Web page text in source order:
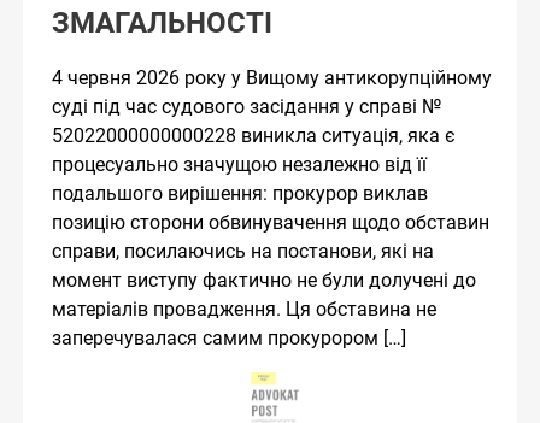
ЗМАГАЛЬНОСТІ
4 червня 2026 року у Вищому антикорупційному
суді під час судового засідання у справі №
52022000000000228 виникла ситуація, яка є
процесуально значущою незалежно від її
подальшого вирішення: прокурор виклав
позицію сторони обвинувачення щодо обставин
справи, посилаючись на постанови, які на
момент виступу фактично не були долучені до
матеріалів провадження. Ця обставина не
заперечувалася самим прокурором […]